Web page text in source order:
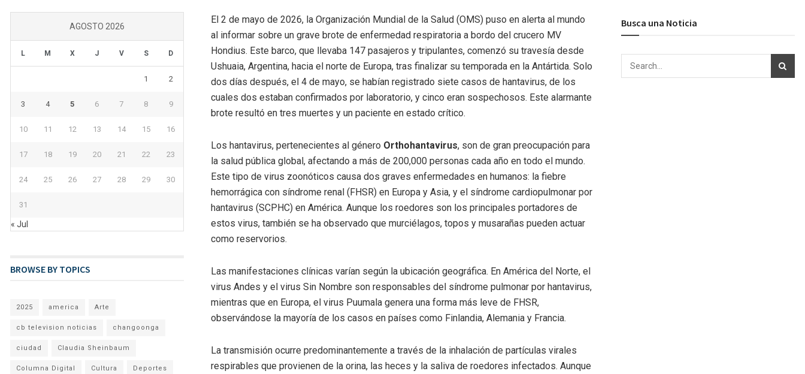
El 2 de mayo de 2026, la Organización Mundial de la Salud (OMS) puso en alerta al mundo
al informar sobre un grave brote de enfermedad respiratoria a bordo del crucero MV
Hondius. Este barco, que llevaba 147 pasajeros y tripulantes, comenzó su travesía desde
Ushuaia, Argentina, hacia el norte de Europa, tras finalizar su temporada en la Antártida. Solo
dos días después, el 4 de mayo, se habían registrado siete casos de hantavirus, de los
cuales dos estaban confirmados por laboratorio, y cinco eran sospechosos. Este alarmante
brote resultó en tres muertes y un paciente en estado crítico.
Los hantavirus, pertenecientes al género Orthohantavirus, son de gran preocupación para
la salud pública global, afectando a más de 200,000 personas cada año en todo el mundo.
Este tipo de virus zoonóticos causa dos graves enfermedades en humanos: la fiebre
hemorrágica con síndrome renal (FHSR) en Europa y Asia, y el síndrome cardiopulmonar por
hantavirus (SCPHC) en América. Aunque los roedores son los principales portadores de
estos virus, también se ha observado que murciélagos, topos y musarañas pueden actuar
como reservorios.
Las manifestaciones clínicas varían según la ubicación geográfica. En América del Norte, el
virus Andes y el virus Sin Nombre son responsables del síndrome pulmonar por hantavirus,
mientras que en Europa, el virus Puumala genera una forma más leve de FHSR,
observándose la mayoría de los casos en países como Finlandia, Alemania y Francia.
La transmisión ocurre predominantemente a través de la inhalación de partículas virales
respirables que provienen de la orina, las heces y la saliva de roedores infectados. Aunque
AGOSTO 2026
L M X J V S D
1 2
3 4 5 6 7 8 9
10 11 12 13 14 15 16
17 18 19 20 21 22 23
24 25 26 27 28 29 30
31
« Jul
BROWSE BY TOPICS
2025 america Arte
cb television noticias changoonga
ciudad Claudia Sheinbaum
Columna Digital Cultura Deportes
Busca una Noticia